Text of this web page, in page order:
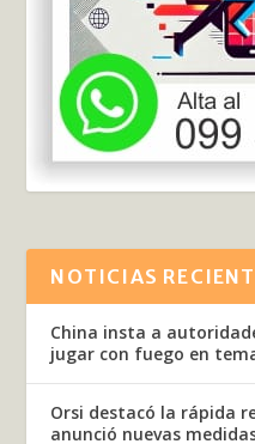
NOTICIAS
China insta a
jugar con fuego en
Orsi destacó la rápida
anunció nuevas